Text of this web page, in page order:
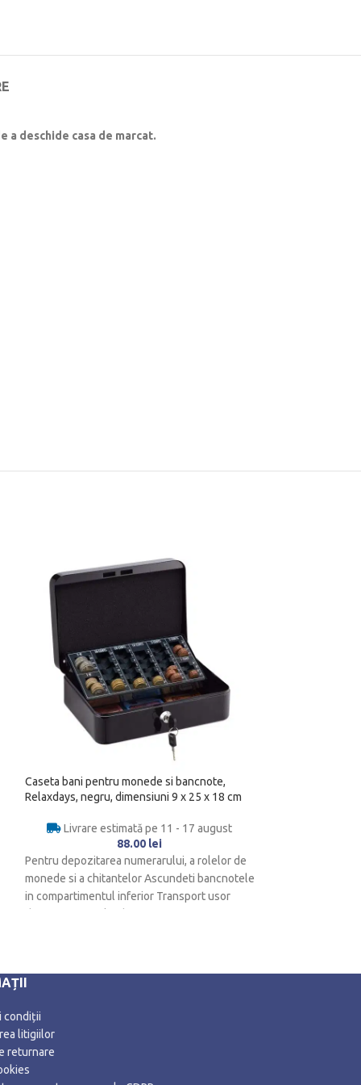
a deschide casa de marcat.
Caseta bani pentru monede si bancnote,
Relaxdays, negru, dimensiuni 9 x 25 x 18 cm
Livrare estimată pe 11 - 17 august
88.00 lei
Pentru depozitarea numerarului, a rolelor de
monede si a chitantelor Ascundeti bancnotele
in compartimentul inferior Transport usor
condiții
litigiilor
returnare